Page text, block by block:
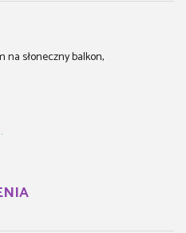
na słoneczny balkon,
.